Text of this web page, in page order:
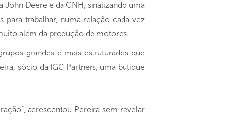
John Deere e da CNH, sinalizando uma
para trabalhar, numa relação cada vez
além da produção de motores.
grandes e mais estruturados que
sócio da IGC Partners, uma butique
acrescentou Pereira sem revelar